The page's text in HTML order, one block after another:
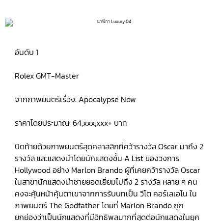
อันดับ 1
Rolex GMT-Master
จากภาพยนตร์เรื่อง: Apocalypse Now
ราคาโดยประมาณ: 64,xxx,xxx+ บาท
ปิดท้ายด้วยภาพยนตร์สุดคลาสสิกที่คว้ารางวัล Oscar มาถึง 2
รางวัล และแสดงนำโดยนักแสดงชั้น A List ของวงการ
Hollywood อย่าง Marlon Brando ผู้ที่เคยคว้ารางวัล Oscar
ในสาขานักแสดงนำชายยอดเยี่ยมไปถึง 2 รางวัล หลาย ๆ คน
คงจะคุ้นหน้าคุ้นตาเขาจากการรับบทเป็น วีโต คอร์เลเอโน ใน
ภาพยนตร์ The Godfather โดยที่ Marlon Brando ถูก
ยกย่องว่าเป็นนักแสดงที่มีอิทธิพลมากที่สุดต่อนักแสดงในยุค